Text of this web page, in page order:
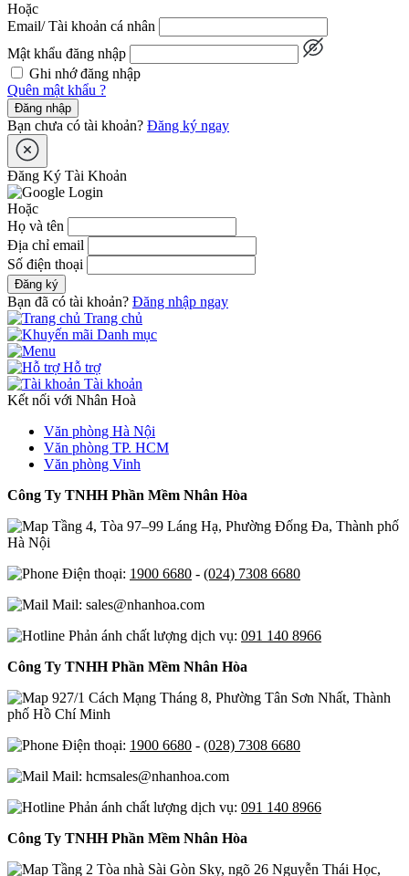
Hoặc
Email/ Tài khoản cá nhân
Mật khẩu đăng nhập
Ghi nhớ đăng nhập
Quên mật khẩu ?
Đăng nhập
Bạn chưa có tài khoản? Đăng ký ngay
Đăng Ký Tài Khoản
Hoặc
Họ và tên
Địa chỉ email
Số điện thoại
Đăng ký
Bạn đã có tài khoản? Đăng nhập ngay
Trang chủ
Danh mục
Hỗ trợ
Tài khoản
Kết nối với Nhân Hoà
Văn phòng Hà Nội
Văn phòng TP. HCM
Văn phòng Vinh
Công Ty TNHH Phần Mềm Nhân Hòa
Tầng 4, Tòa 97–99 Láng Hạ, Phường Đống Đa, Thành phố
Hà Nội
Điện thoại: 1900 6680 - (024) 7308 6680
Mail: sales@nhanhoa.com
Phản ánh chất lượng dịch vụ: 091 140 8966
Công Ty TNHH Phần Mềm Nhân Hòa
927/1 Cách Mạng Tháng 8, Phường Tân Sơn Nhất, Thành
phố Hồ Chí Minh
Điện thoại: 1900 6680 - (028) 7308 6680
Mail: hcmsales@nhanhoa.com
Phản ánh chất lượng dịch vụ: 091 140 8966
Công Ty TNHH Phần Mềm Nhân Hòa
Tầng 2 Tòa nhà Sài Gòn Sky, ngõ 26 Nguyễn Thái Học,